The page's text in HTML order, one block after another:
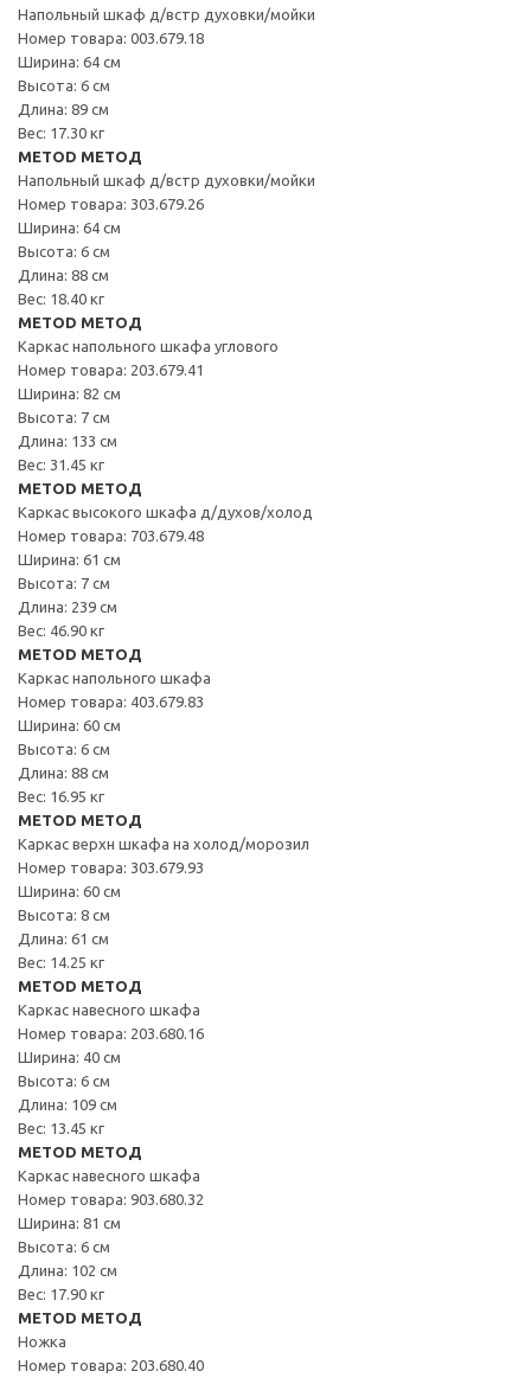
Напольный шкаф д/встр духовки/мойки
Номер товара: 003.679.18
Ширина: 64 см
Высота: 6 см
Длина: 89 см
Вес: 17.30 кг
METOD МЕТОД
Напольный шкаф д/встр духовки/мойки
Номер товара: 303.679.26
Ширина: 64 см
Высота: 6 см
Длина: 88 см
Вес: 18.40 кг
METOD МЕТОД
Каркас напольного шкафа углового
Номер товара: 203.679.41
Ширина: 82 см
Высота: 7 см
Длина: 133 см
Вес: 31.45 кг
METOD МЕТОД
Каркас высокого шкафа д/духов/холод
Номер товара: 703.679.48
Ширина: 61 см
Высота: 7 см
Длина: 239 см
Вес: 46.90 кг
METOD МЕТОД
Каркас напольного шкафа
Номер товара: 403.679.83
Ширина: 60 см
Высота: 6 см
Длина: 88 см
Вес: 16.95 кг
METOD МЕТОД
Каркас верхн шкафа на холод/морозил
Номер товара: 303.679.93
Ширина: 60 см
Высота: 8 см
Длина: 61 см
Вес: 14.25 кг
METOD МЕТОД
Каркас навесного шкафа
Номер товара: 203.680.16
Ширина: 40 см
Высота: 6 см
Длина: 109 см
Вес: 13.45 кг
METOD МЕТОД
Каркас навесного шкафа
Номер товара: 903.680.32
Ширина: 81 см
Высота: 6 см
Длина: 102 см
Вес: 17.90 кг
METOD МЕТОД
Ножка
Номер товара: 203.680.40